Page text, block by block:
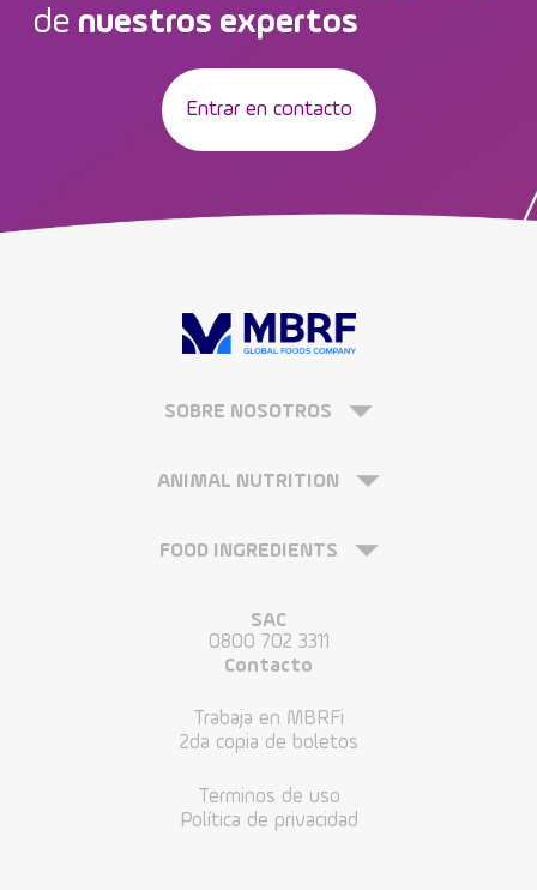
de nuestros expertos
Entrar en contacto
SOBRE NOSOTROS
ANIMAL NUTRITION
FOOD INGREDIENTS
SAC
0800 702 3311
Contacto
Trabaja en MBRFi
2da copia de boletos
Terminos de uso
Política de privacidad